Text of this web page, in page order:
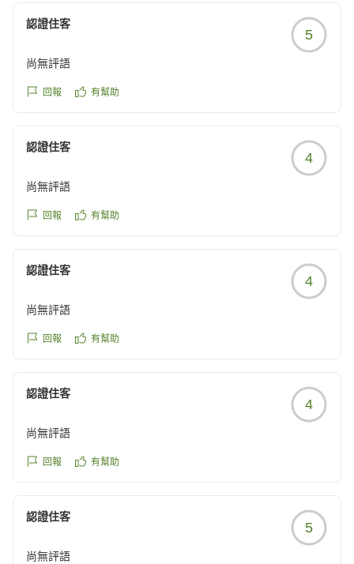
認證住客
5
尚無評語
回報 有幫助
認證住客
4
尚無評語
回報 有幫助
認證住客
4
尚無評語
回報 有幫助
認證住客
4
尚無評語
回報 有幫助
認證住客
5
尚無評語